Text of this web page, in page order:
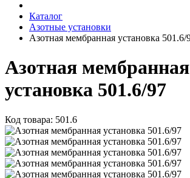
Каталог
Азотные установки
Азотная мембранная установка 501.6/
Азотная мембранная
установка 501.6/97
Код товара: 501.6